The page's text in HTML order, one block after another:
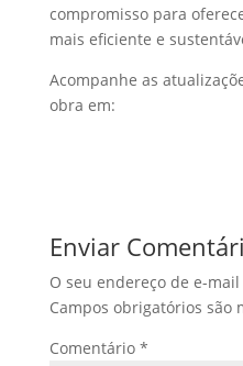
compromisso para
mais eficiente e
Acompanhe as
obra em:
Enviar
O seu endereço de e-
Campos obrigatórios são
Comentário *